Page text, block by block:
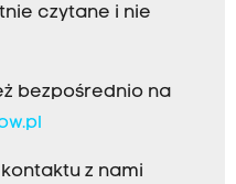
czytane i nie
bezpośrednio na
z nami